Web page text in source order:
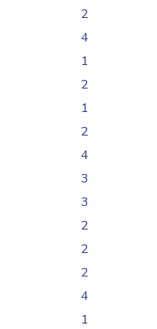
2
4
1
2
1
2
4
3
3
2
2
2
4
1